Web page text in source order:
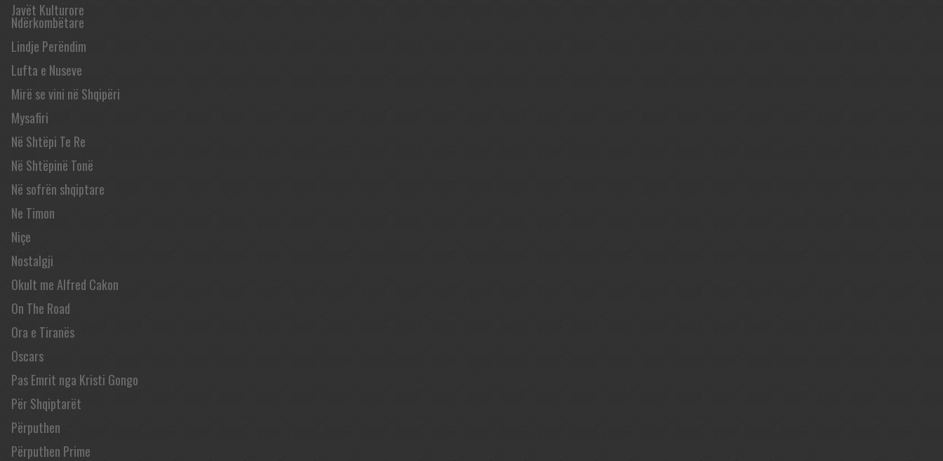
Javët Kulturore
Ndërkombëtare
Lindje Perëndim
Lufta e Nuseve
Mirë se vini në Shqipëri
Mysafiri
Në Shtëpi Te Re
Në Shtëpinë Tonë
Në sofrën shqiptare
Ne Timon
Niçe
Nostalgji
Okult me Alfred Cakon
On The Road
Ora e Tiranës
Oscars
Pas Emrit nga Kristi Gongo
Për Shqiptarët
Përputhen
Përputhen Prime